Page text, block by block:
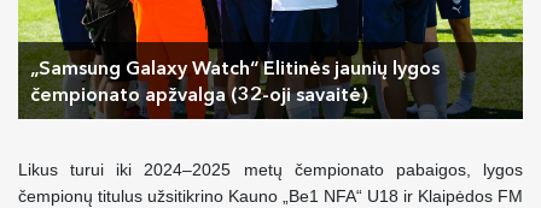
„Samsung Galaxy Watch“ Elitinės jaunių lygos
čempionato аpžvalga (32-oji savaitė)
Likus turui iki 2024–2025 metų čempionato pabaigos, lygos
čempionų titulus užsitikrino Kauno „Be1 NFA“ U18 ir Klaipėdos FM